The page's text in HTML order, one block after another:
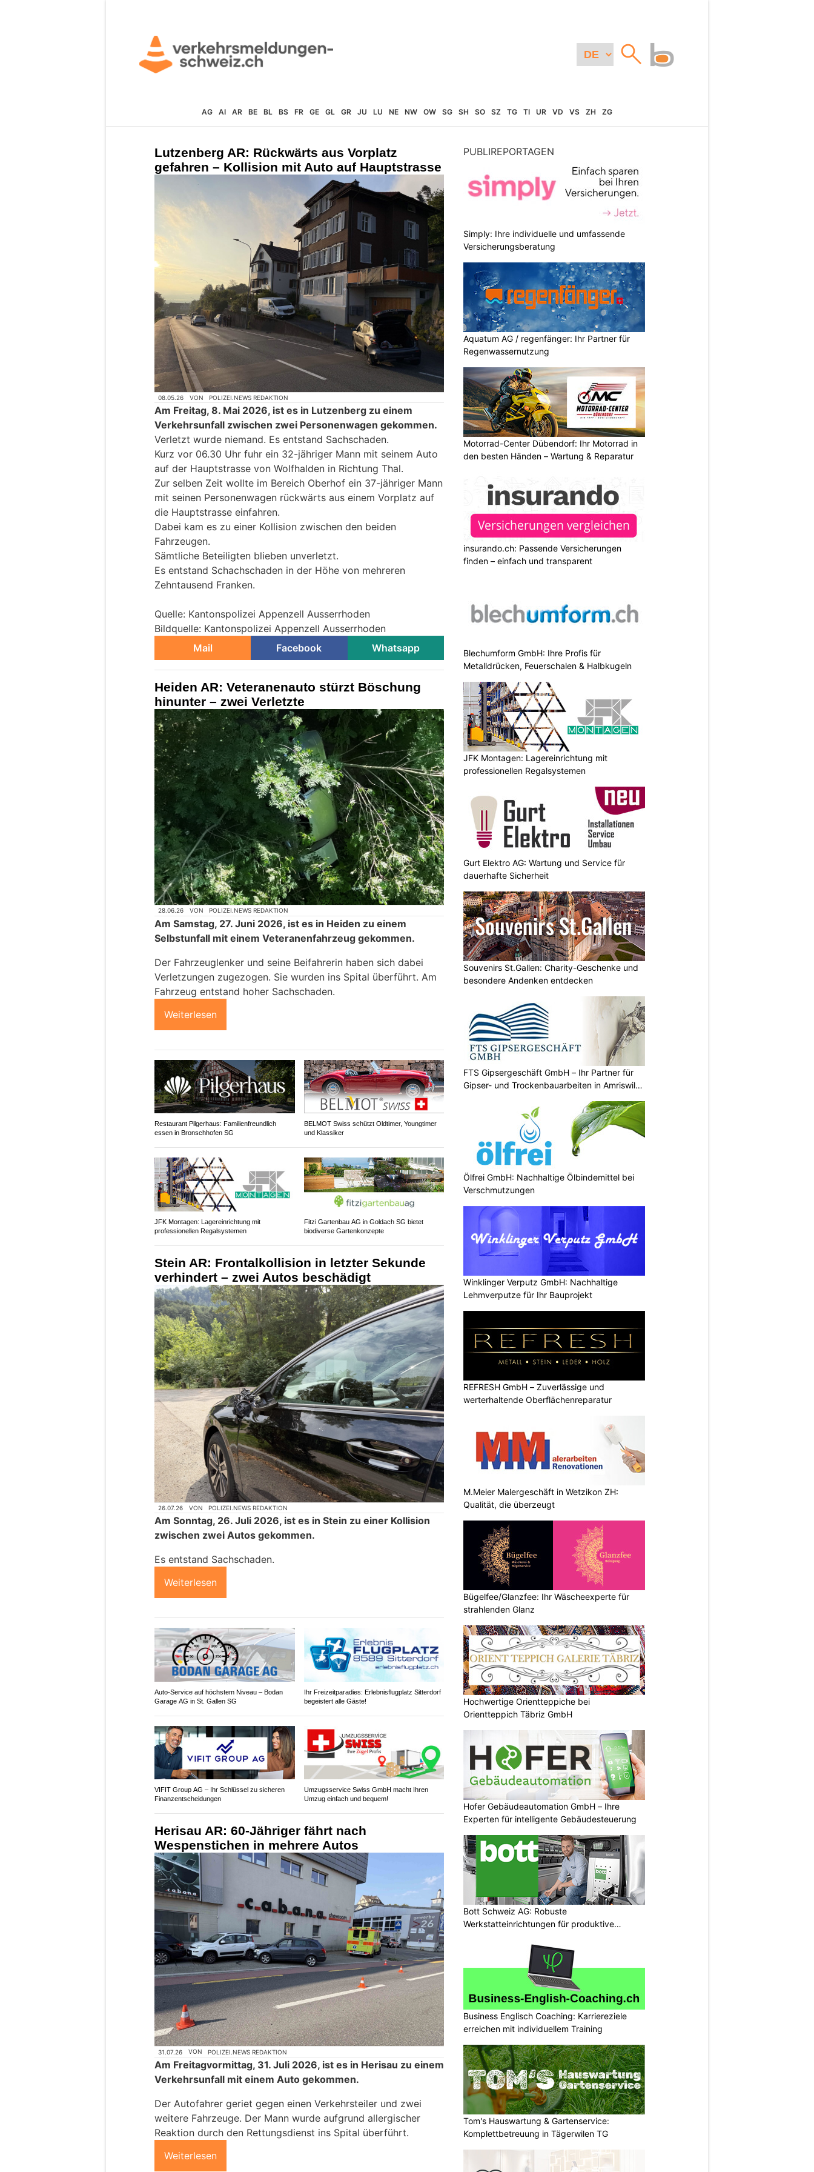
AG AI AR BE BL BS FR GE GL GR JU LU NE NW OW SG SH SO SZ TG TI UR VD VS ZH ZG
Lutzenberg AR: Rückwärts aus Vorplatz
gefahren – Kollision mit Auto auf Hauptstrasse
08.05.26 VON POLIZEI.NEWS REDAKTION
Am Freitag, 8. Mai 2026, ist es in Lutzenberg zu einem
Verkehrsunfall zwischen zwei Personenwagen gekommen.
Verletzt wurde niemand. Es entstand Sachschaden.
Kurz vor 06.30 Uhr fuhr ein 32-jähriger Mann mit seinem Auto
auf der Hauptstrasse von Wolfhalden in Richtung Thal.
Zur selben Zeit wollte im Bereich Oberhof ein 37-jähriger Mann
mit seinen Personenwagen rückwärts aus einem Vorplatz auf
die Hauptstrasse einfahren.
Dabei kam es zu einer Kollision zwischen den beiden
Fahrzeugen.
Sämtliche Beteiligten blieben unverletzt.
Es entstand Schachschaden in der Höhe von mehreren
Zehntausend Franken.
Quelle: Kantonspolizei Appenzell Ausserrhoden
Bildquelle: Kantonspolizei Appenzell Ausserrhoden
Mail
Facebook Whatsapp
Heiden AR: Veteranenauto stürzt Böschung
hinunter – zwei Verletzte
28.06.26 VON POLIZEI.NEWS REDAKTION
Am Samstag, 27. Juni 2026, ist es in Heiden zu einem
Selbstunfall mit einem Veteranenfahrzeug gekommen.
Der Fahrzeuglenker und seine Beifahrerin haben sich dabei
Verletzungen zugezogen. Sie wurden ins Spital überführt. Am
Fahrzeug entstand hoher Sachschaden.
Weiterlesen
Restaurant Pilgerhaus: Familienfreundlich
essen in Bronschhofen SG
BELMOT Swiss schützt Oldtimer, Youngtimer
und Klassiker
JFK Montagen: Lagereinrichtung mit
professionellen Regalsystemen
Fitzi Gartenbau AG in Goldach SG bietet
biodiverse Gartenkonzepte
Stein AR: Frontalkollision in letzter Sekunde
verhindert – zwei Autos beschädigt
26.07.26 VON POLIZEI.NEWS REDAKTION
Am Sonntag, 26. Juli 2026, ist es in Stein zu einer Kollision
zwischen zwei Autos gekommen.
Es entstand Sachschaden.
Weiterlesen
Auto-Service auf höchstem Niveau – Bodan
Garage AG in St. Gallen SG
Ihr Freizeitparadies: Erlebnisflugplatz Sitterdorf
begeistert alle Gäste!
VIFIT Group AG – Ihr Schlüssel zu sicheren
Finanzentscheidungen
Umzugsservice Swiss GmbH macht Ihren
Umzug einfach und bequem!
Herisau AR: 60-Jähriger fährt nach
Wespenstichen in mehrere Autos
31.07.26 VON POLIZEI.NEWS REDAKTION
Am Freitagvormittag, 31. Juli 2026, ist es in Herisau zu einem
Verkehrsunfall mit einem Auto gekommen.
Der Autofahrer geriet gegen einen Verkehrsteiler und zwei
weitere Fahrzeuge. Der Mann wurde aufgrund allergischer
Reaktion durch den Rettungsdienst ins Spital überführt.
Weiterlesen
PUBLIREPORTAGEN
Simply: Ihre individuelle und umfassende
Versicherungsberatung
Aquatum AG / regenfänger: Ihr Partner für
Regenwassernutzung
Motorrad-Center Dübendorf: Ihr Motorrad in
den besten Händen – Wartung & Reparatur
insurando.ch: Passende Versicherungen
finden – einfach und transparent
Blechumform GmbH: Ihre Profis für
Metalldrücken, Feuerschalen & Halbkugeln
JFK Montagen: Lagereinrichtung mit
professionellen Regalsystemen
Gurt Elektro AG: Wartung und Service für
dauerhafte Sicherheit
Souvenirs St.Gallen: Charity-Geschenke und
besondere Andenken entdecken
FTS Gipsergeschäft GmbH – Ihr Partner für
Gipser- und Trockenbauarbeiten in Amriswil
Ölfrei GmbH: Nachhaltige Ölbindemittel bei
Verschmutzungen
Winklinger Verputz GmbH: Nachhaltige
Lehmverputze für Ihr Bauprojekt
REFRESH GmbH – Zuverlässige und
werterhaltende Oberflächenreparatur
M.Meier Malergeschäft in Wetzikon ZH:
Qualität, die überzeugt
Bügelfee/Glanzfee: Ihr Wäscheexperte für
strahlenden Glanz
Hochwertige Orientteppiche bei
Orientteppich Täbriz GmbH
Hofer Gebäudeautomation GmbH – Ihre
Experten für intelligente Gebäudesteuerung
Bott Schweiz AG: Robuste
Werkstatteinrichtungen für produktive
Business Englisch Coaching: Karriereziele
erreichen mit individuellem Training
Tom's Hauswartung & Gartenservice:
Komplettbetreuung in Tägerwilen TG